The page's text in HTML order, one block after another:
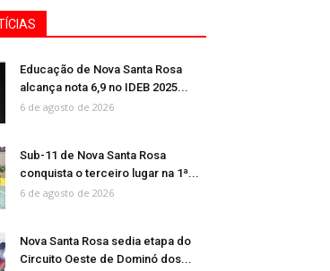
Educação de Nova Santa Rosa
alcança nota 6,9 no IDEB 2025...
6 de agosto de 2026
Sub-11 de Nova Santa Rosa
conquista o terceiro lugar na 1ª...
6 de agosto de 2026
Nova Santa Rosa sedia etapa do
Circuito Oeste de Dominó dos...